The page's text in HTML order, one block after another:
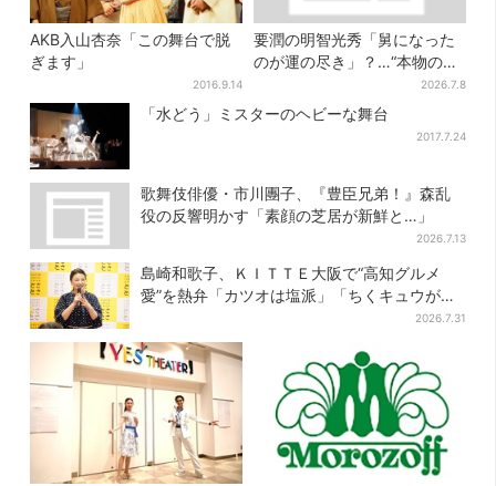
AKB入山杏奈「この舞台で脱
ぎます」
2016.9.14
要潤の明智光秀「舅になった
のが運の尽き」？…“本物の黒
幕”が最高火力の「本能寺」へ
【豊臣兄弟】
2026.7.8
「水どう」ミスターのヘビーな舞台
2017.7.24
歌舞伎俳優・市川團子、『豊臣兄弟！』森乱
役の反響明かす「素顔の芝居が新鮮と…」
2026.7.13
島崎和歌子、ＫＩＴＴＥ大阪で“高知グルメ
愛”を熱弁「カツオは塩派」「ちくキュウがお
2026.7.31